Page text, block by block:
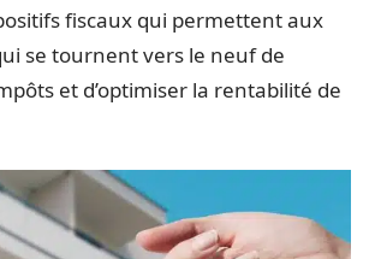
fiscaux qui permettent aux
se tournent vers le neuf de
et d’optimiser la rentabilité de